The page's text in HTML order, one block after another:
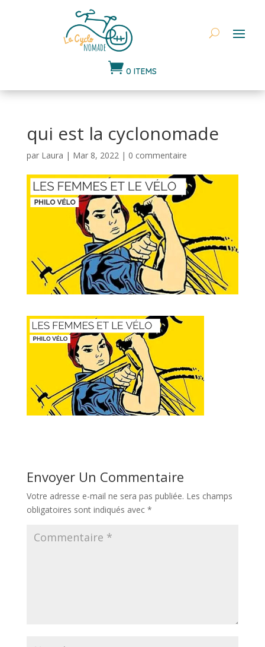
 0 ITEMS
qui est la cyclonomade
par Laura | Mar 8, 2022| 0 commentaire
Envoyer Un Commentaire
Votre adresse e-mail ne sera pas publiée. Les champs
obligatoires sont indiqués avec *